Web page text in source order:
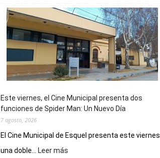
su
potencial
como
destino
de
reuniones
y
deportivos
Este viernes, el Cine Municipal presenta dos
funciones de Spider Man: Un Nuevo Día
7 agosto, 2026
El Cine Municipal de Esquel presenta este viernes
una doble...
Leer más